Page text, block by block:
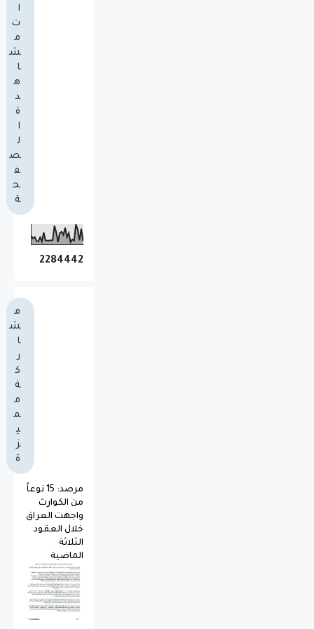
ا
ت
م
ش
ا
ه
د
ة
ا
ل
ص
ف
ح
ة
2284442
م
ش
ا
ر
ك
ة
م
م
ي
ز
ة
مرصد: 15 نوعاً
من الكوارث
واجهت العراق
خلال العقود
الثلاثة
الماضية